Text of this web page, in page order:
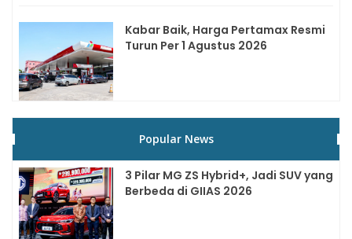
Kabar Baik, Harga Pertamax Resmi
Turun Per 1 Agustus 2026
Popular News
3 Pilar MG ZS Hybrid+, Jadi SUV yang
Berbeda di GIIAS 2026